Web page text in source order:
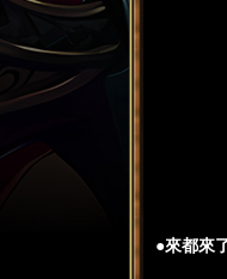
●來都來